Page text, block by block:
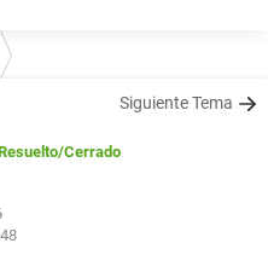
Siguiente Tema
/Cerrado